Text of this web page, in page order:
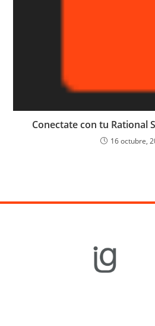
Conectate con tu Rational
16 octubre,